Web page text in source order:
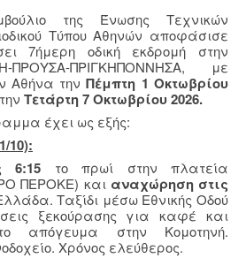
της Ένωσης Τεχνικών
Τύπου Αθηνών αποφάσισε
7ήμερη οδική εκδρομή στην
ΠΡΟΥΣΑ-ΠΡΙΓΚΗΠΟΝΝΗΣΑ, με
Αθήνα τηνΠέμπτη 1 Οκτωβρίου
Τετάρτη 7 Οκτωβρίου 2026.
έχει ως εξής:
10):
6:15 το πρωί στην πλατεία
ΠΕΡΟΚΕ) και αναχώρηση στις
Ταξίδι μέσω Εθνικής Οδού
ξεκούρασης για καφέ και
απόγευμα στην Κομοτηνή.
Χρόνος ελεύθερος.